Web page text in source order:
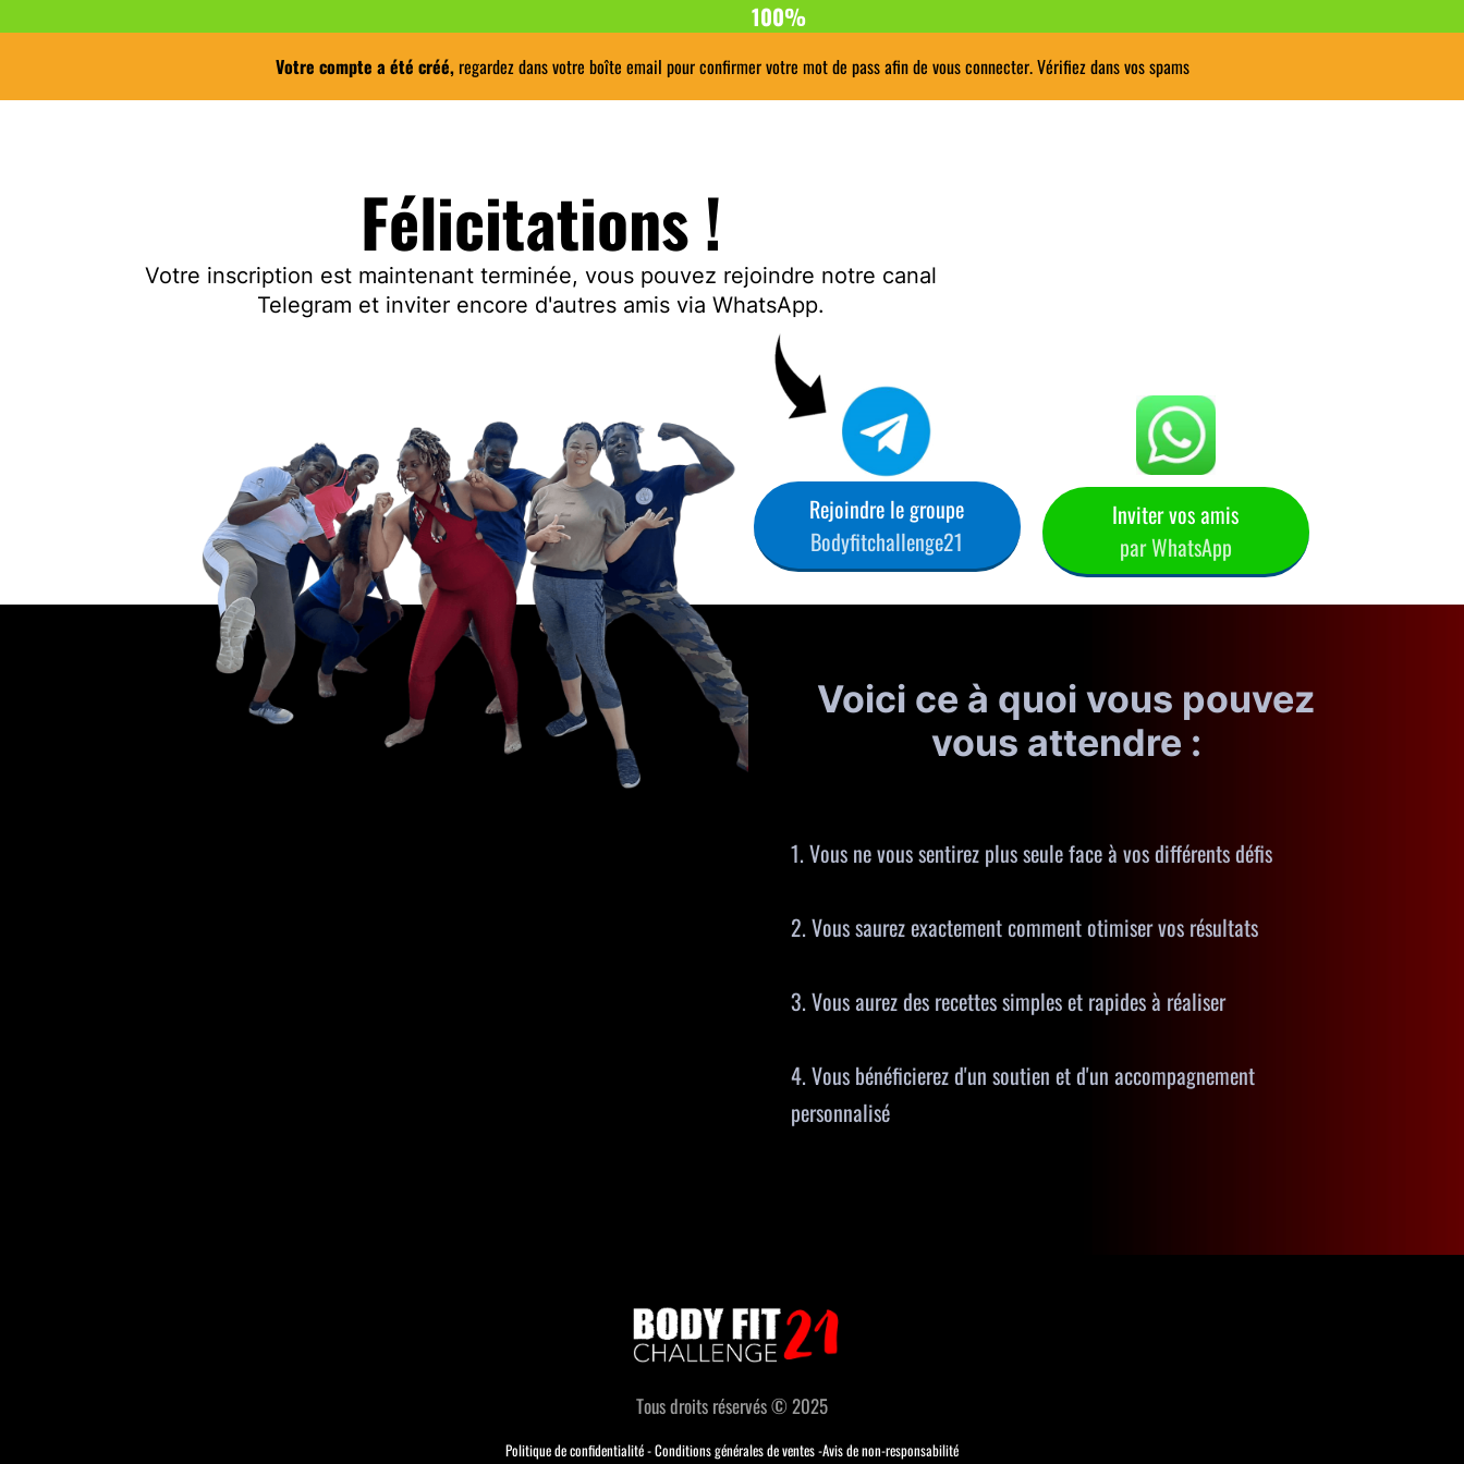
100%
Votre compte a été créé, regardez dans votre boîte email pour confirmer votre mot de pass afin de vous connecter. Vérifiez dans vos spams
Félicitations !
Votre inscription est maintenant terminée, vous pouvez rejoindre notre canal
Telegram et inviter encore d'autres amis via WhatsApp.
Rejoindre le groupe
Bodyfitchallenge21
Inviter vos amis
par WhatsApp
Voici ce à quoi vous pouvez
vous attendre :
1. Vous ne vous sentirez plus seule face à vos différents défis
2. Vous saurez exactement comment otimiser vos résultats
3. Vous aurez des recettes simples et rapides à réaliser
4. Vous bénéficierez d'un soutien et d'un accompagnement
personnalisé
Tous droits réservés © 2025
Politique de confidentialité -Conditions générales de ventes-Avis de non-responsabilité